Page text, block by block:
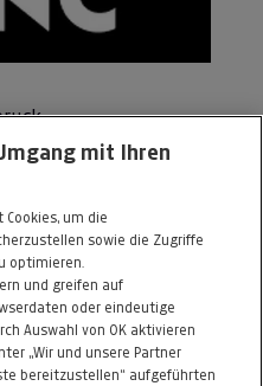
mit Ihren
Cookies, um die
sowie die Zugriffe
optimieren.
und greifen auf
oder eindeutige
Auswahl von OK aktivieren
„Wir und unsere Partner
bereitzustellen“ aufgeführten